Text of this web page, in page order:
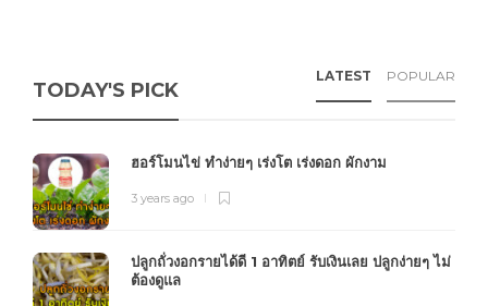
TODAY'S PICK
LATEST POPULAR
ฮอร์โมนไข่ ทำง่ายๆ เร่งโต เร่งดอก ผักงาม
3 years ago
ปลูกถั่วงอกรายได้ดี 1 อาทิตย์ รับเงินเลย ปลูกง่ายๆ ไม่
ต้องดูแล